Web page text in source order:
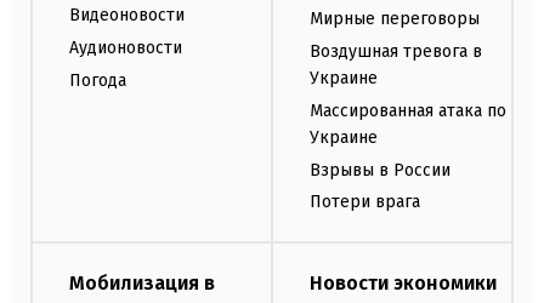
Видеоновости
Аудионовости
Погода
Мирные переговоры
Воздушная тревога в
Украине
Массированная атака по
Украине
Взрывы в России
Потери врага
Мобилизация в
Новости экономики